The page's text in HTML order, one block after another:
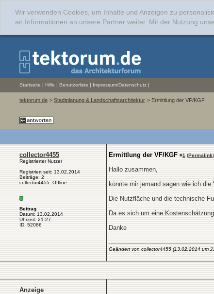
Wir verwenden Cookies, um Inhalte und Anzeigen zu
an Informationen an unsere Partner weiter. Mit der Nutzung
Startseite | Hilfe | Benutzerliste | Impressum/Datenschutz |
tektorum.de > Stadtplanung & Landschaftsarchitektur > Ermittlung der VF/KGF
collector4455
Registrierter Nutzer
Registriert seit: 13.02.2014
Beiträge: 2
collector4455: Offline
Beitrag
Datum: 13.02.2014
Uhrzeit: 21:27
ID: 52086
Ermittlung der VF/KGF #1 (Permalink)
Hallo zusammen,
könnte mir jemand sagen wie ich
Die Nutzfläche und die technische
Da es sich um eine
Danke
Geändert von collector4455 (13.02.2014 um
Anzeige